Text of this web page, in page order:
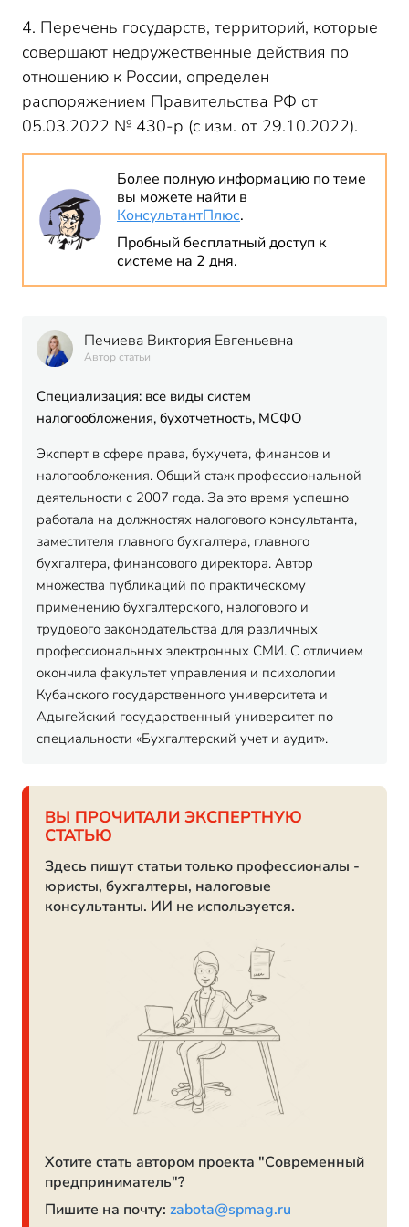
4. Перечень государств, территорий, которые
совершают недружественные действия по
отношению к России, определен
распоряжением Правительства РФ от
05.03.2022 № 430-р (с изм. от 29.10.2022).
Более полную информацию по теме
вы можете найти в
КонсультантПлюс.
Пробный бесплатный доступ к
системе на 2 дня.
Печиева Виктория Евгеньевна
Автор статьи
Специализация: все виды систем
налогообложения, бухотчетность, МСФО
Эксперт в сфере права, бухучета, финансов и
налогообложения. Общий стаж профессиональной
деятельности с 2007 года. За это время успешно
работала на должностях налогового консультанта,
заместителя главного бухгалтера, главного
бухгалтера, финансового директора. Автор
множества публикаций по практическому
применению бухгалтерского, налогового и
трудового законодательства для различных
профессиональных электронных СМИ. С отличием
окончила факультет управления и психологии
Кубанского государственного университета и
Адыгейский государственный университет по
специальности «Бухгалтерский учет и аудит».
ВЫ ПРОЧИТАЛИ ЭКСПЕРТНУЮ
СТАТЬЮ
Здесь пишут статьи только профессионалы -
юристы, бухгалтеры, налоговые
консультанты. ИИ не используется.
Хотите стать автором проекта "Современный
предприниматель"?
Пишите на почту: zabota@spmag.ru